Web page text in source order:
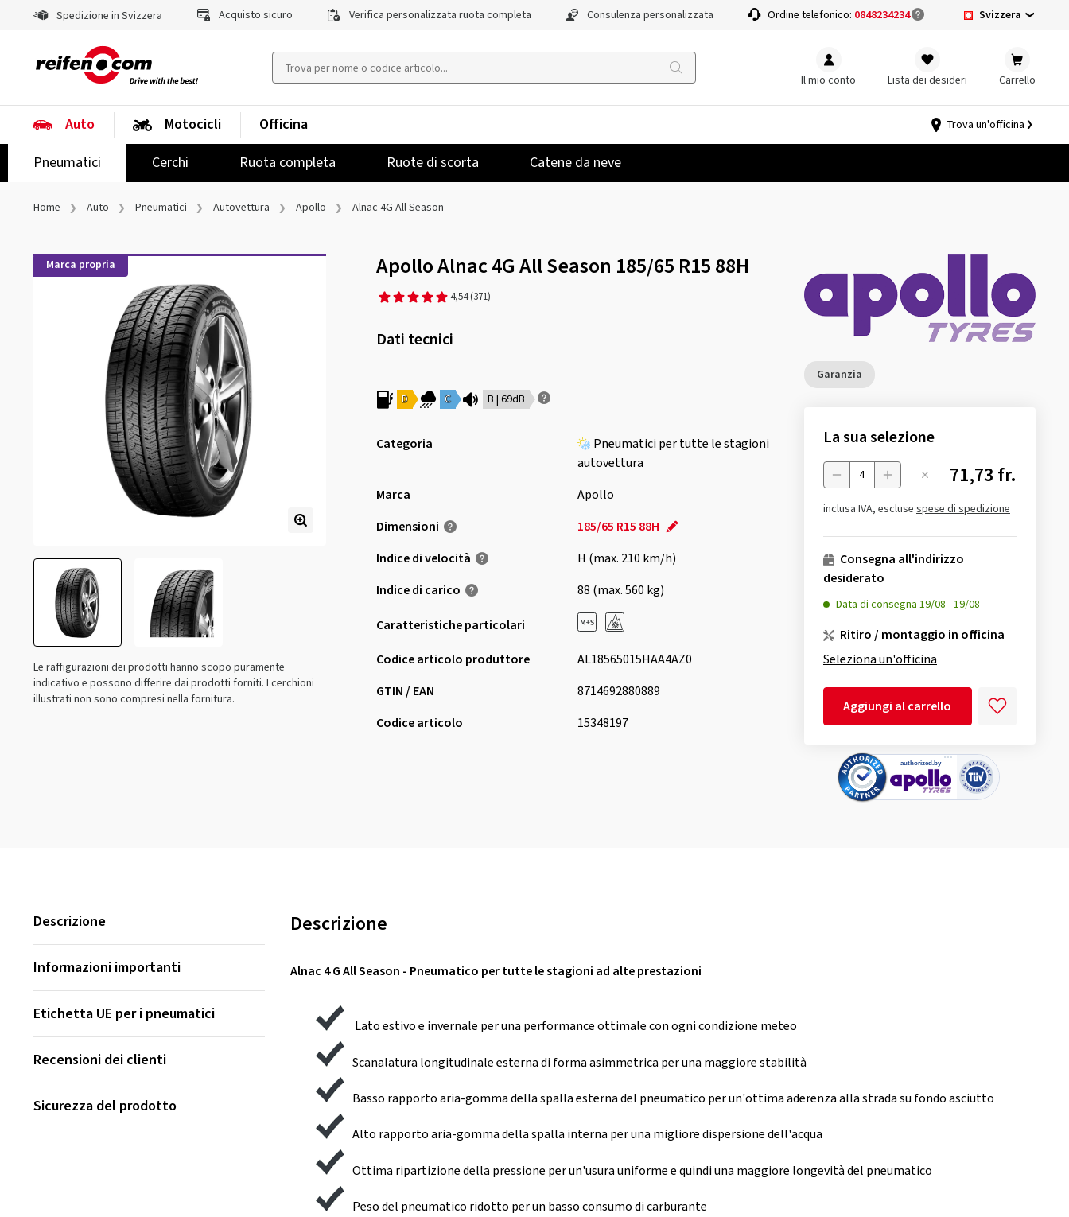
Spedizione in Svizzera Acquisto sicuro Verifica personalizzata ruota completa Consulenza personalizzata Ordine telefonico: 0848234234 Svizzera
Il mio conto Lista dei desideri Carrello
Auto
Pneumatici
Cerchi Ruota completa Ruote di scorta Catene da neve
Motocicli Officina Trova un'officina
Home Auto Pneumatici Autovettura Apollo Alnac 4G All Season
Marca propria
Le raffigurazioni dei prodotti hanno scopo puramente
indicativo e possono differire dai prodotti forniti. I cerchioni
illustrati non sono compresi nella fornitura.
Apollo Alnac 4G All Season 185/65 R15 88H
4,54 (371)
Dati tecnici
D C B | 69dB
Categoria
Pneumatici per tutte le stagioni
autovettura
Marca
Apollo
Dimensioni
185/65 R15 88H
Indice di velocità
H (max. 210 km/h)
Indice di carico
88 (max. 560 kg)
Caratteristiche particolari
Codice articolo produttore
AL18565015HAA4AZ0
GTIN / EAN
8714692880889
Codice articolo
15348197
Garanzia
La sua selezione
Menge 71,73 fr.
inclusa IVA, escluse spese di spedizione
Consegna all'indirizzo
desiderato
Data di consegna 19/08 -19/08
Ritiro / montaggio in officina
Seleziona un'officina
Aggiungi al carrello
Descrizione
Informazioni importanti
Etichetta UE per i pneumatici
Recensioni dei clienti
Sicurezza del prodotto
Descrizione
Alnac 4 G All Season - Pneumatico per tutte le stagioni ad alte prestazioni
Lato estivo e invernale per una performance ottimale con ogni condizione meteo
Scanalatura longitudinale esterna di forma asimmetrica per una maggiore stabilità
Basso rapporto aria-gomma della spalla esterna del pneumatico per un'ottima aderenza alla strada su fondo asciutto
Alto rapporto aria-gomma della spalla interna per una migliore dispersione dell'acqua
Ottima ripartizione della pressione per un'usura uniforme e quindi una maggiore longevità del pneumatico
Peso del pneumatico ridotto per un basso consumo di carburante